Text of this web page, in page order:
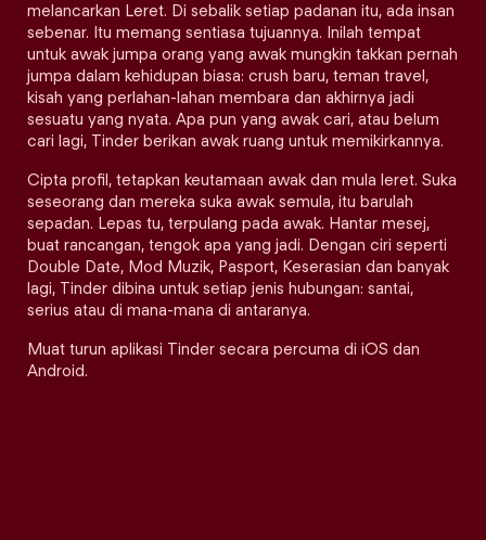
melancarkan Leret. Di sebalik setiap padanan itu, ada insan
sebenar. Itu memang sentiasa tujuannya. Inilah tempat
untuk awak jumpa orang yang awak mungkin takkan pernah
jumpa dalam kehidupan biasa: crush baru, teman travel,
kisah yang perlahan-lahan membara dan akhirnya jadi
sesuatu yang nyata. Apa pun yang awak cari, atau belum
cari lagi, Tinder berikan awak ruang untuk memikirkannya.
Cipta profil, tetapkan keutamaan awak dan mula leret. Suka
seseorang dan mereka suka awak semula, itu barulah
sepadan. Lepas tu, terpulang pada awak. Hantar mesej,
buat rancangan, tengok apa yang jadi. Dengan ciri seperti
Double Date, Mod Muzik, Pasport, Keserasian dan banyak
lagi, Tinder dibina untuk setiap jenis hubungan: santai,
serius atau di mana-mana di antaranya.
Muat turun aplikasi Tinder secara percuma di iOS dan
Android.